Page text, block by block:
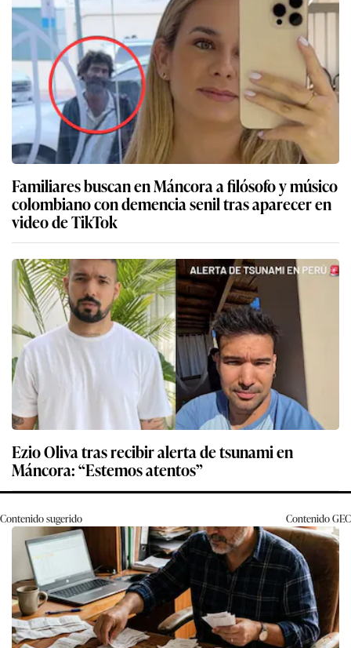
Familiares buscan en Máncora a filósofo y músico
colombiano con demencia senil tras aparecer en
video de TikTok
Ezio Oliva tras recibir alerta de tsunami en
Máncora: “Estemos atentos”
Contenido sugerido ContenidoGEC